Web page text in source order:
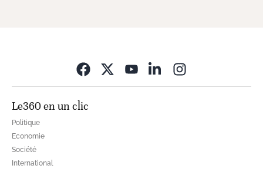
Le360 en un clic
Politique
Economie
Société
International